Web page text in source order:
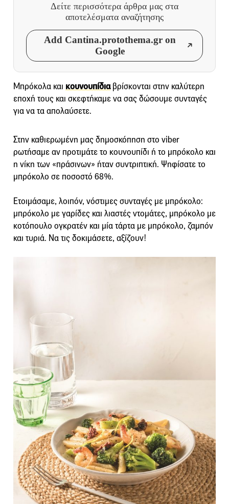
Δείτε περισσότερα άρθρα μας στα
αποτελέσματα αναζήτησης
Add Cantina.protothema.gr on
Google
Μπρόκολα και κουνουπίδιαβρίσκονται στην καλύτερη
εποχή τους και σκεφτήκαμε να σας δώσουμε συνταγές
για να τα απολαύσετε.
Στην καθιερωμένη μας δημοσκόπηση στο viber
ρωτήσαμε αν προτιμάτε το κουνουπίδι ή το μπρόκολο και
η νίκη των «πράσινων» ήταν συντριπτική. Ψηφίσατε το
μπρόκολο σε ποσοστό 68%.
Ετοιμάσαμε, λοιπόν, νόστιμες συνταγές με μπρόκολο:
μπρόκολο με γαρίδες και λιαστές ντομάτες, μπρόκολο με
κοτόπουλο ογκρατέν και μία τάρτα με μπρόκολο, ζαμπόν
και τυριά. Να τις δοκιμάσετε, αξίζουν!